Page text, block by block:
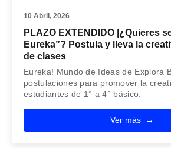
10 Abril, 2026
PLAZO EXTENDIDO |¿Quieres
Eureka”? Postula y lleva la
de clases
Eureka! Mundo de Ideas de Explora
postulaciones para promover la
estudiantes de 1° a 4° básico.
Ver más